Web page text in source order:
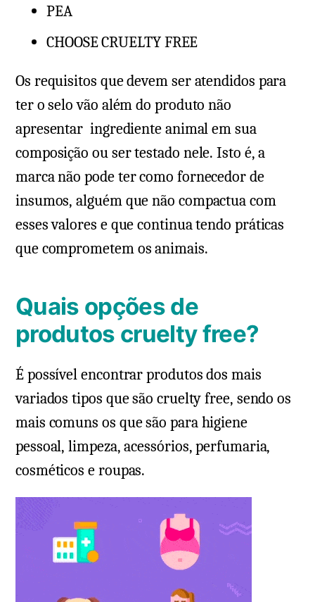
PEA
CHOOSE CRUELTY FREE
Os requisitos que devem ser atendidos para
ter o selo vão além do produto não
apresentar ingrediente animal em sua
composição ou ser testado nele. Isto é, a
marca não pode ter como fornecedor de
insumos, alguém que não compactua com
esses valores e que continua tendo práticas
que comprometem os animais.
Quais opções de
produtos cruelty free?
É possível encontrar produtos dos mais
variados tipos que são cruelty free, sendo os
mais comuns os que são para higiene
pessoal, limpeza, acessórios, perfumaria,
cosméticos e roupas.